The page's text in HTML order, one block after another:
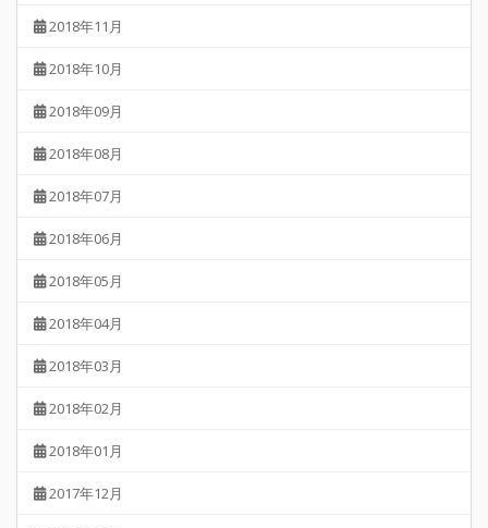
2018年11月
2018年10月
2018年09月
2018年08月
2018年07月
2018年06月
2018年05月
2018年04月
2018年03月
2018年02月
2018年01月
2017年12月